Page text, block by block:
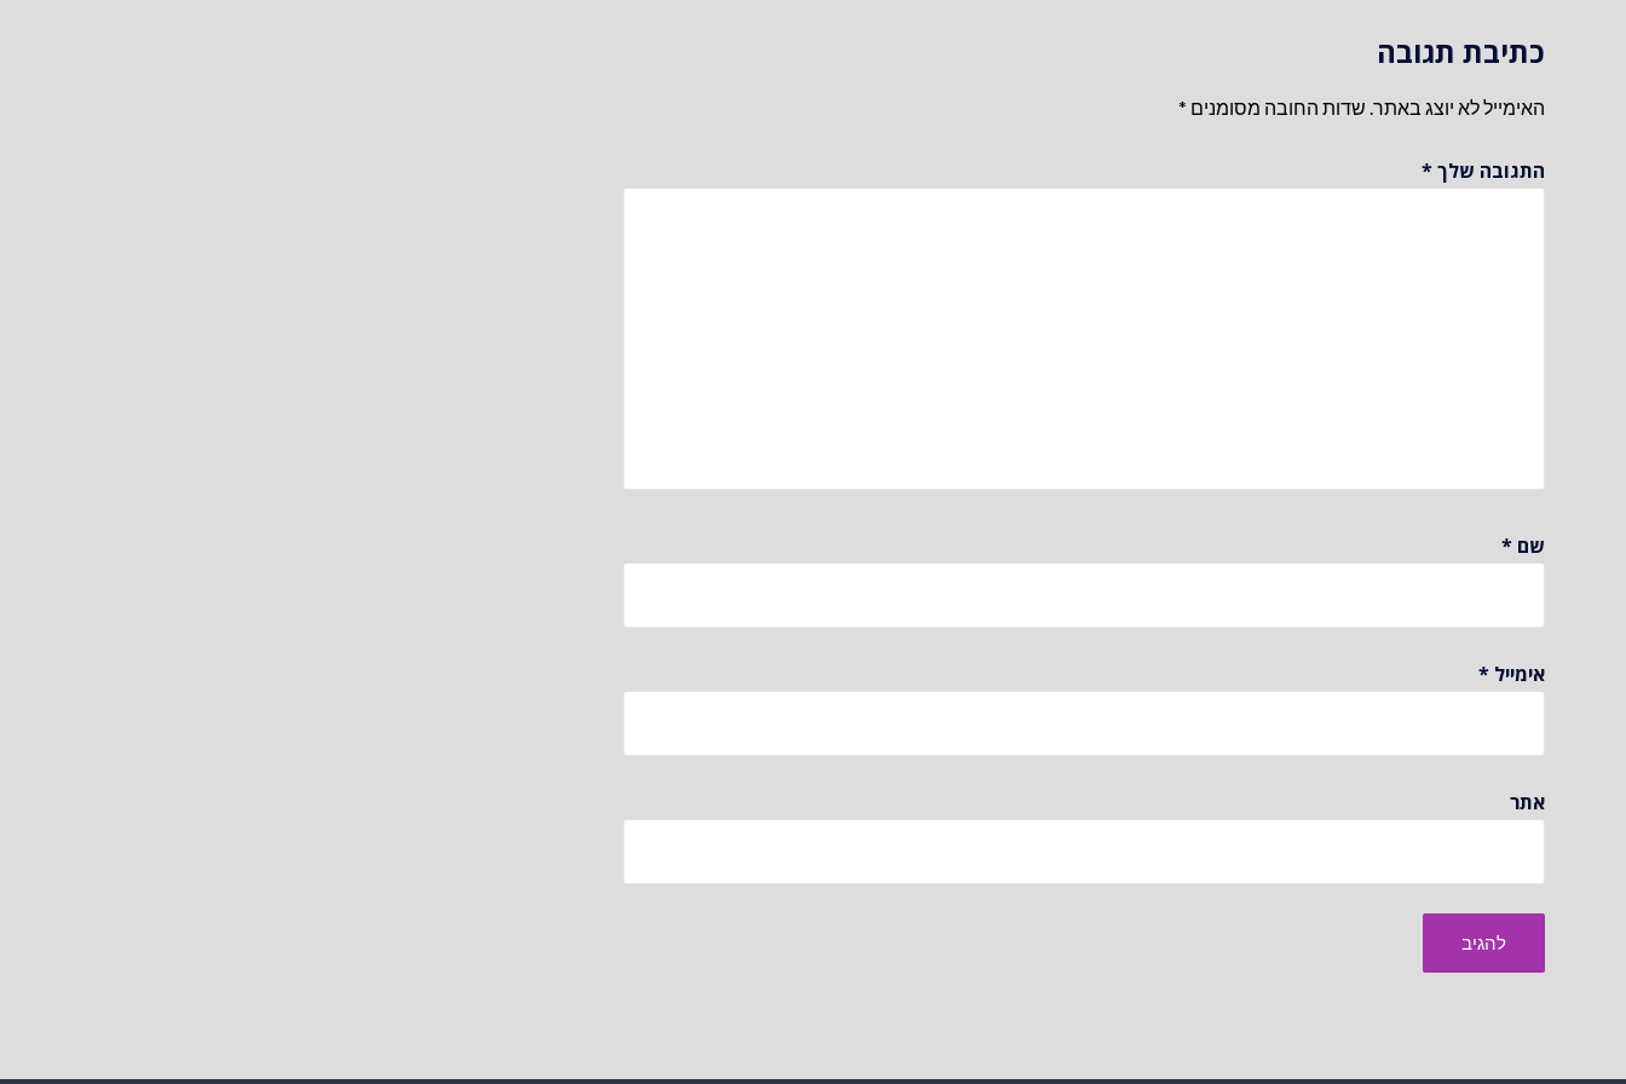
כתיבת תגובה
האימייל לא יוצג באתר. שדות החובה מסומנים *
התגובה שלך*
שם *
אימייל *
אתר